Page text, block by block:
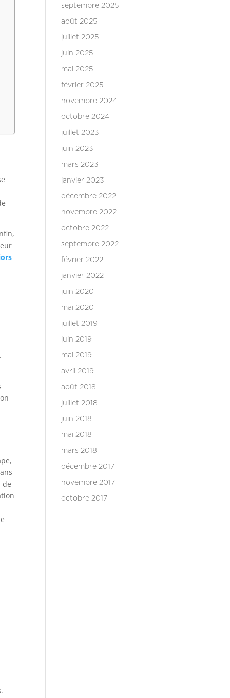
de
septembre 2025
août 2025
juillet 2025
juin 2025
mai 2025
février 2025
novembre 2024
octobre 2024
juillet 2023
juin 2023
mars 2023
janvier 2023
décembre 2022
novembre 2022
octobre 2022
septembre 2022
février 2022
janvier 2022
juin 2020
mai 2020
juillet 2019
juin 2019
mai 2019
avril 2019
août 2018
juillet 2018
juin 2018
mai 2018
mars 2018
décembre 2017
novembre 2017
octobre 2017